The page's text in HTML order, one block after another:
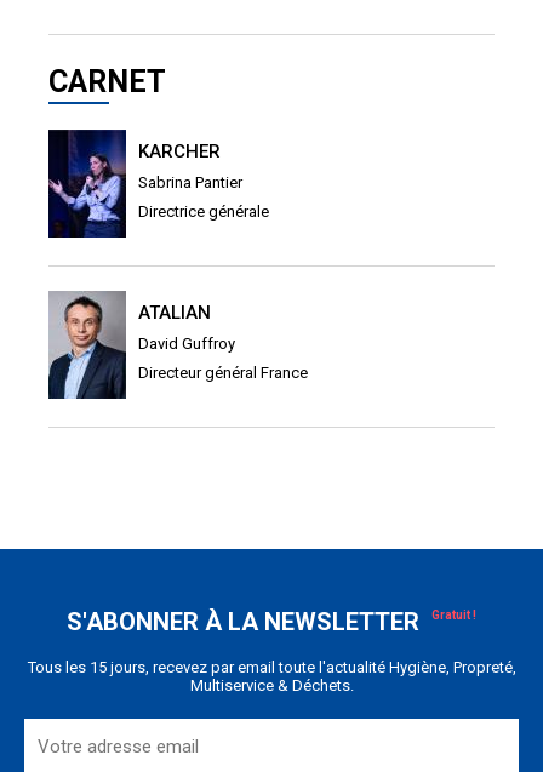
CARNET
KARCHER
Sabrina Pantier
Directrice générale
ATALIAN
David Guffroy
Directeur général France
S'ABONNER À LA NEWSLETTER
Tous les 15 jours, recevez par email toute l'actualité Hygiène, Propreté,
Multiservice & Déchets.